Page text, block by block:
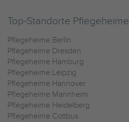
Top-Standorte Pflegeheime
Pflegeheime Berlin
Pflegeheime Dresden
Pflegeheime Hamburg
Pflegeheime Leipzig
Pflegeheime Hannover
Pflegeheime Mannheim
Pflegeheime Heidelberg
Pflegeheime Cottbus